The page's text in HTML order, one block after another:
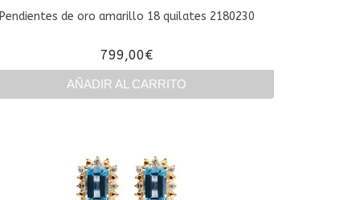
Pendientes de oro amarillo 18 quilates 2180230
799,00€
AÑADIR AL CARRITO